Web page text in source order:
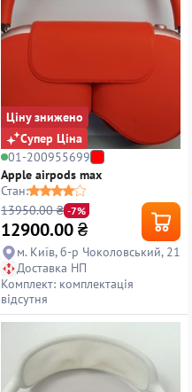
Ціну знижено
Супер Ціна
01-200955699
Apple airpods max
Стан:
13950.00 ₴ -7%
12900.00₴
м. Київ, б-р Чоколовський, 21
Доставка НП
Комплект: комплектація
відсутня